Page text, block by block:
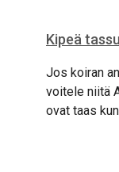
Kipeä tassu
Jos koiran
voitele niitä
ovat taas